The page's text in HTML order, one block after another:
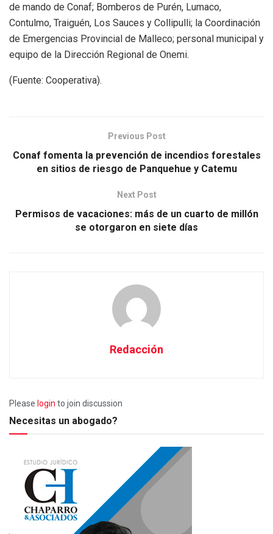
de mando de Conaf; Bomberos de Purén, Lumaco,
Contulmo, Traiguén, Los Sauces y Collipulli; la Coordinación
de Emergencias Provincial de Malleco; personal municipal y
equipo de la Dirección Regional de Onemi.
(Fuente: Cooperativa).
Previous Post
Conaf fomenta la prevención de incendios forestales
en sitios de riesgo de Panquehue y Catemu
Next Post
Permisos de vacaciones: más de un cuarto de millón
se otorgaron en siete días
Redacción
Please login to join discussion
Necesitas un abogado?